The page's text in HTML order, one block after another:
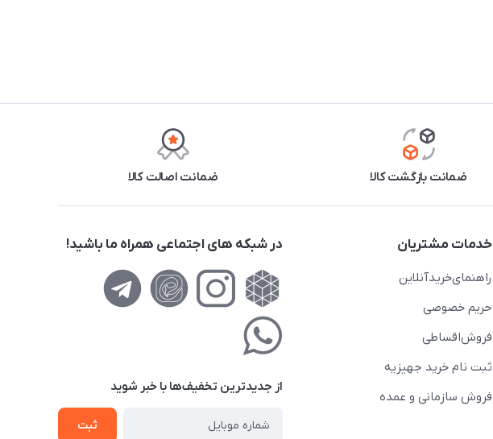
ضمانت بازگشت کالا ضمانت اصالت کالا
خدمات مشتریان
راهنمای‌خرید‌آنلاین
حریم خصوصی
فروش‌اقساطی
ثبت نام خرید جهیزیه
فروش سازمانی و عمده
در شبکه های اجتماعی همراه ما باشید!
از جدید‌ترین تخفیف‌ها با‌ خبر شوید
ثبت